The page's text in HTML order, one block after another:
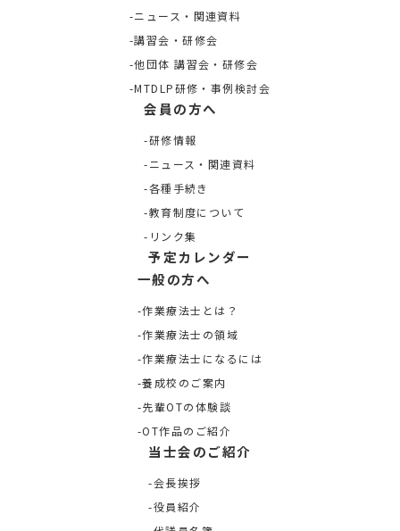
ニュース・関連資料
講習会・研修会
他団体 講習会・研修会
MTDLP研修・事例検討会
会員の方へ
研修情報
ニュース・関連資料
各種手続き
教育制度について
リンク集
予定カレンダー
一般の方へ
作業療法士とは？
作業療法士の領域
作業療法士になるには
養成校のご案内
先輩OTの体験談
OT作品のご紹介
当士会のご紹介
会長挨拶
役員紹介